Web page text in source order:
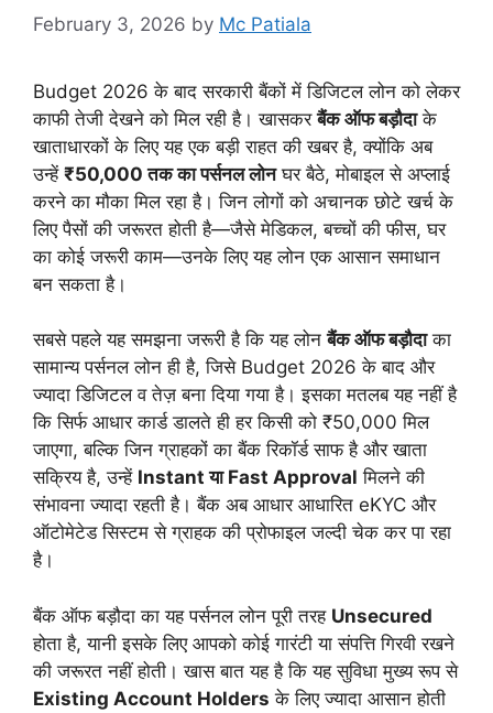
February 3, 2026 by Mc Patiala
Budget 2026 के बाद सरकारी बैंकों में डिजिटल लोन को लेकर
काफी तेजी देखने को मिल रही है। खासकरबैंक ऑफ बड़ौदाके
खाताधारकों के लिए यह एक बड़ी राहत की खबर है, क्योंकि अब
उन्हें ₹50,000 तक का पर्सनल लोनघर बैठे, मोबाइल से अप्लाई
करने का मौका मिल रहा है। जिन लोगों को अचानक छोटे खर्च के
लिए पैसों की जरूरत होती है—जैसे मेडिकल, बच्चों की फीस, घर
का कोई जरूरी काम—उनके लिए यह लोन एक आसान समाधान
बन सकता है।
सबसे पहले यह समझना जरूरी है कि यह लोनबैंक ऑफ बड़ौदाका
सामान्य पर्सनल लोन ही है, जिसे Budget 2026 के बाद और
ज्यादा डिजिटल व तेज़ बना दिया गया है। इसका मतलब यह नहीं है
कि सिर्फ आधार कार्ड डालते ही हर किसी को ₹50,000 मिल
जाएगा, बल्कि जिन ग्राहकों का बैंक रिकॉर्ड साफ है और खाता
सक्रिय है, उन्हें Instant या Fast Approval मिलने की
संभावना ज्यादा रहती है। बैंक अब आधार आधारित eKYC और
ऑटोमेटेड सिस्टम से ग्राहक की प्रोफाइल जल्दी चेक कर पा रहा
है।
बैंक ऑफ बड़ौदा का यह पर्सनल लोन पूरी तरह Unsecured
होता है, यानी इसके लिए आपको कोई गारंटी या संपत्ति गिरवी रखने
की जरूरत नहीं होती। खास बात यह है कि यह सुविधा मुख्य रूप से
Existing Account Holders के लिए ज्यादा आसान होती